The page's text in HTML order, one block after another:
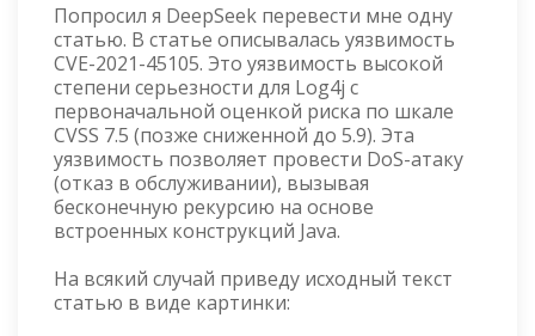
Попросил я DeepSeek перевести мне одну
статью. В статье описывалась уязвимость
CVE-2021-45105. Это уязвимость высокой
степени серьезности для Log4j с
первоначальной оценкой риска по шкале
CVSS 7.5 (позже сниженной до 5.9). Эта
уязвимость позволяет провести DoS-атаку
(отказ в обслуживании), вызывая
бесконечную рекурсию на основе
встроенных конструкций Java.
На всякий случай приведу исходный текст
статью в виде картинки: